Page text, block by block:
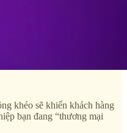
khéo sẽ khiến khách hàng
bạn đang “thương mại